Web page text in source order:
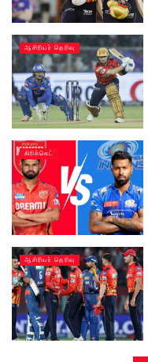
ஆசிரியர் தெரிவு
கிரிக்கெட்
ஆசிரியர் தெரிவு